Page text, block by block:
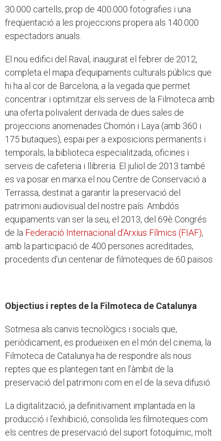
30.000 cartells, prop de 400.000 fotografies i una
freqüentació a les projeccions propera als 140.000
espectadors anuals.
El nou edifici del Raval, inaugurat el febrer de 2012,
completa el mapa d’equipaments culturals públics que
hi ha al cor de Barcelona, a la vegada que permet
concentrar i optimitzar els serveis de la Filmoteca amb
una oferta polivalent derivada de dues sales de
projeccions anomenades Chomón i Laya (amb 360 i
175 butaques), espai per a exposicions permanents i
temporals, la biblioteca especialitzada, oficines i
serveis de cafeteria i llibreria. El juliol de 2013 també
es va posar en marxa el nou Centre de Conservació a
Terrassa, destinat a garantir la preservació del
patrimoni audiovisual del nostre país. Ambdós
equipaments van ser la seu, el 2013, del 69è Congrés
de la Federació Internacional d’Arxius Fílmics (FIAF),
amb la participació de 400 persones acreditades,
procedents d’un centenar de filmoteques de 60 països.
Objectius i reptes de la Filmoteca de Catalunya
Sotmesa als canvis tecnològics i socials que,
periòdicament, es produeixen en el món del cinema, la
Filmoteca de Catalunya ha de respondre als nous
reptes que es plantegen tant en l’àmbit de la
preservació del patrimoni com en el de la seva difusió.
La digitalització, ja definitivament implantada en la
producció i l’exhibició, consolida les filmoteques com
els centres de preservació del suport fotoquímic, molt